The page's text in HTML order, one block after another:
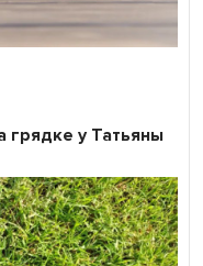
грядке у Татьяны